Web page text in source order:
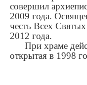
совершил
2009 года.
честь Всех
2012 года.
При храме
открытая в 1998